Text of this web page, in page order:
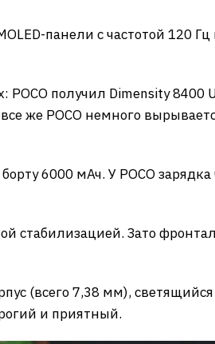
панели с частотой 120
получил Dimensity
же POCO немного
6000 мАч. У POCO
стабилизацией. Зато
(всего 7,38 мм),
и приятный.